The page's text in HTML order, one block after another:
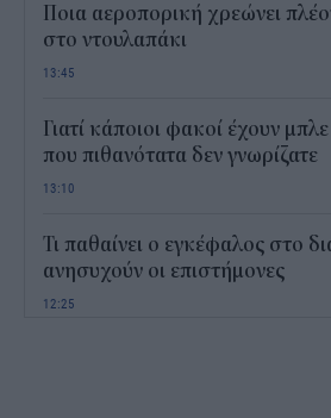
Ποια αεροπορική χρεώνει
στο ντουλαπάκι
13:45
Γιατί κάποιοι φακοί έχουν
που πιθανότατα δεν γνωρίζατε
13:10
Τι παθαίνει ο εγκέφαλος στο
ανησυχούν οι επιστήμονες
12:25